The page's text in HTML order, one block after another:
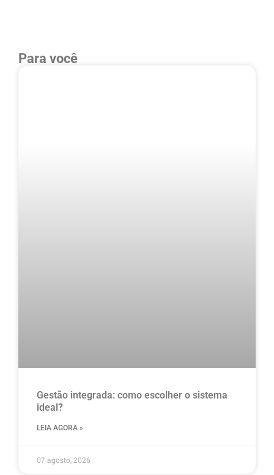
Para você
Gestão integrada: como escolher o sistema
ideal?
LEIA AGORA »
07 agosto, 2026